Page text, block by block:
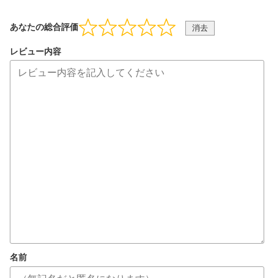
あなたの総合評価 消去
レビュー内容
名前